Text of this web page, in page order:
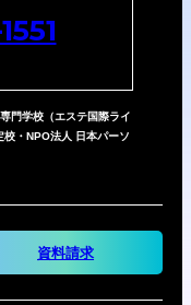
門学校（エステ国際ライ
校・NPO法人 日本パーソ
資料請求